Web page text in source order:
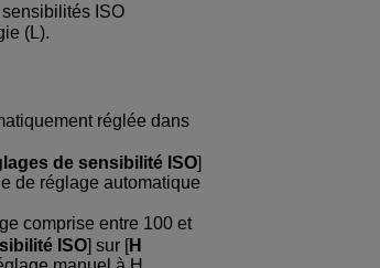
ISO
(L).
réglée dans
de sensibilité ISO]
de réglage automatique
comprise entre 100 et
ISO] sur [H